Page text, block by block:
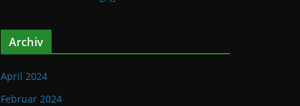
Archiv
April 2024
Februar 2024